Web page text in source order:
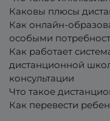
Каковы плюсы
Как онлайн-
особыми
Как работает
дистанционной
консультации
Что такое
Как перевести